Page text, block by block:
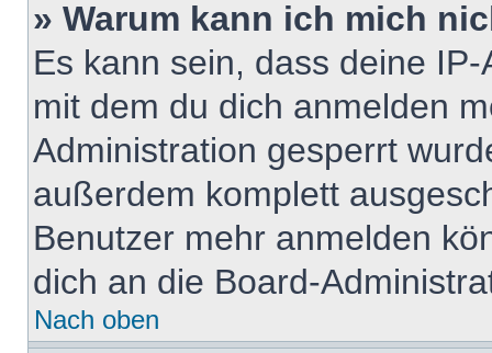
» Warum kann ich mich
Es kann sein, dass deine
mit dem du dich anmelden
Administration gesperrt
außerdem komplett
Benutzer mehr anmelden
dich an die Board-
Nach oben